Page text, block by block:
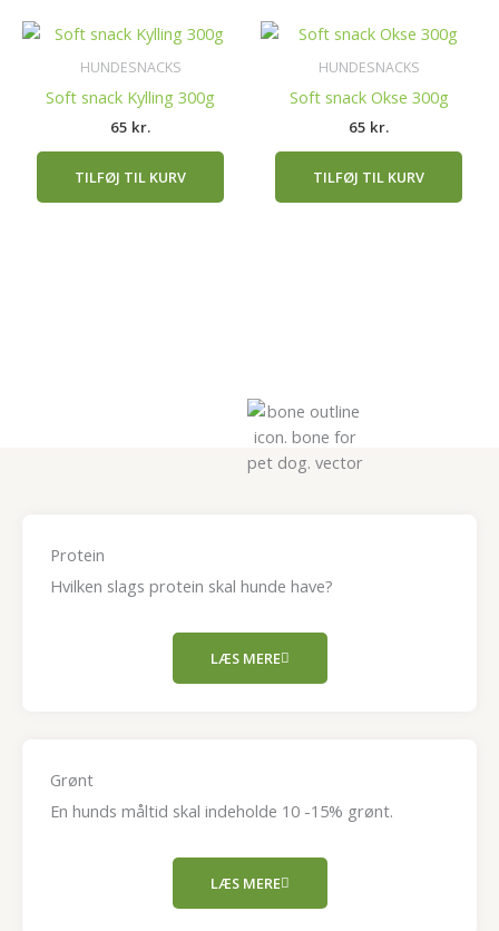
HUNDESNACKS
Soft snack Kylling 300g
65 kr.
TILFØJ TIL KURV
HUNDESNACKS
Soft snack Okse 300g
65 kr.
TILFØJ TIL KURV
Protein
Hvilken slags protein skal hunde have?
LÆS MERE
Grønt
En hunds måltid skal indeholde 10 -15% grønt.
LÆS MERE